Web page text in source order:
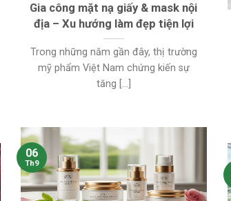
Gia công mặt nạ giấy & mask nội
địa – Xu hướng làm đẹp tiện lợi
Trong những năm gần đây, thị trường
mỹ phẩm Việt Nam chứng kiến sự
tăng [...]
06
Th9